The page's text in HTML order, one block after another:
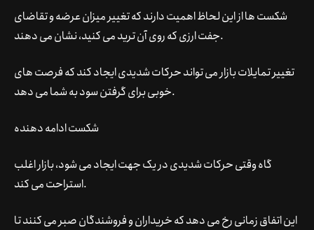
شکست ها از این لحاظ اهمیت دارند که تغییر میزان عرضه و تقاضای
جفت ارزی که روی آن ترید می کنید، نشان می دهند.
تغییر تمایلات بازار می تواند حرکات شدیدی ایجاد کند که فرصت های
خوبی برای گرفتن سود به شما می دهد.
شکست ادامه دهنده
گاه وقتی حرکات شدیدی در یک جهت ایجاد می شود، بازار اغلب
استراحت می کند.
این اتفاق زمانی رخ می دهد که خریداران و فروشندگان صبر می کنند تا